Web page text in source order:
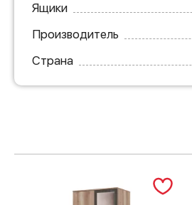
Ящики
Производитель
Страна